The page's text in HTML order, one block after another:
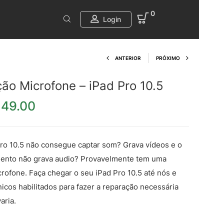
Login
0
Product
ANTERIOR PRÓXIMO
Microfone – iPad Pro 10.5
original era: €169.00.
10.5 não consegue captar som? Grava vídeos e o
não grava audio? Provavelmente tem uma
Faça chegar o seu iPad Pro 10.5 até nós e
habilitados para fazer a reparação necessária